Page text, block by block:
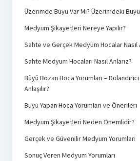
Üzerimde Büyü Var Mı? Üzerimdeki
Medyum Şikayetleri Nereye Yapılır?
Sahte ve Gerçek Medyum Hocalar Nasıl
Sahte Medyum Hocaları Nasıl Anlarız?
Büyü Bozan Hoca Yorumları –
Anlaşılır?
Büyü Yapan Hoca Yorumları ve Önerileri
Medyum Şikayetleri Neden Önemlidir?
Gerçek ve Güvenilir Medyum Yorumları
Sonuç Veren Medyum Yorumları